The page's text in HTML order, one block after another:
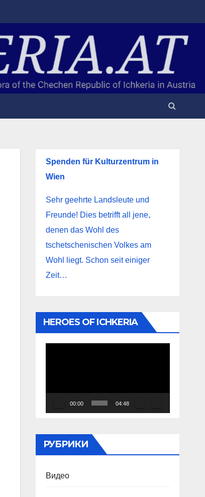
Spenden für Kulturzentrum in
Wien
Sehr geehrte Landsleute und
Freunde! Dies betrifft all jene,
denen das Wohl des
tschetschenischen Volkes am
Wohl liegt. Schon seit einiger
Zeit…
HEROES OF ICHKERIA
00:00 04:48
РУБРИКИ
Видео